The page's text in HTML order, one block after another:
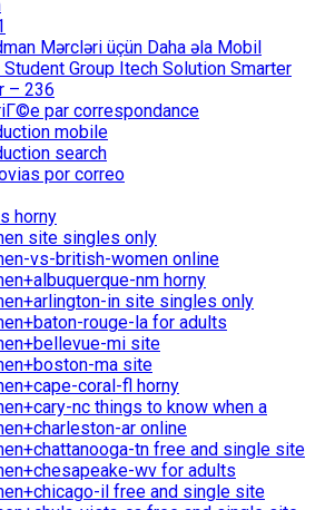
Mərcləri üçün Daha əla Mobil
Group Itech Solution Smarter
– 236
par correspondance
mobile
search
por correo
horny
site singles only
vs-british-women online
nm horny
in site singles only
rouge-la for adults
mi site
ma site
coral-fl horny
nc things to know when a
ar online
tn free and single site
wv for adults
il free and single site